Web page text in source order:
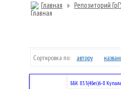
Главная » Репозиторий
Сортировка по: автору
ББК 83.3(4Беі)6-8